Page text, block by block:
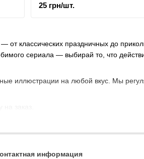
от классических праздничных до
сериала — выбирай то, что
иллюстрации на любой вкус. Мы
25 грн/шт.
информация